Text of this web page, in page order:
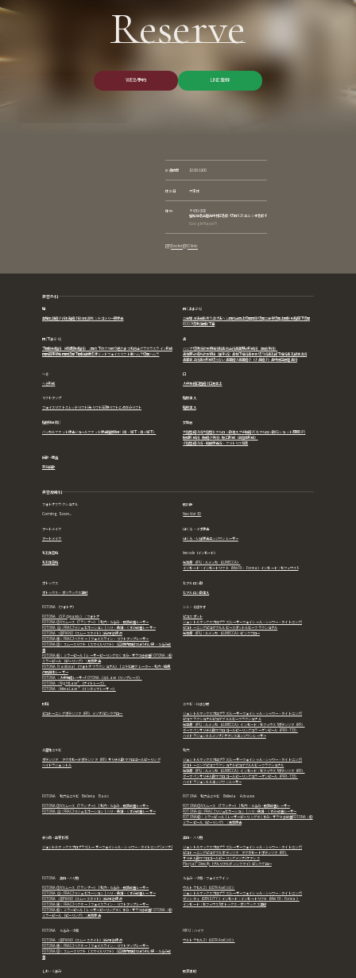
Reserve
WEB予約
LINE登録
診療時間 10:00~19:00
休診日 不定休
住所
〒450-0002
愛知県名古屋市中村区名駅4丁目8-26 エニシオ名駅4F
Google Maps
Doctor Clinic
美容外科
胸
豊胸乳頭縮小術乳輪縮小陥没乳頭モントゴメリー腺除去
目 (上まぶた)
二重埋没法重瞼吊り上げ法ハム目修正目上切開目頭切開二重全切開 上眼瞼脱脂眉下切開
ROOF切除術眼瞼下垂
目 (下まぶた)
下眼瞼脱脂術（経結膜脱脂術）：目の下のクマ取り逆さまつ毛修正グラマラスライン形成
目尻靭帯移動目尻切開下眼瞼皮膚切除ミッドフェイスリフト裏ハムラ切開ハムラ
鼻
ハンプ切除術軟骨移植術斜鼻修正術鼻翼基部形成術（貴族手術）
鼻柱基部細片軟骨移植（猫手術） 鼻柱下降術鼻骨骨切り術鼻孔縁下降術鼻孔縁挙上術
鼻翼挙上術鼻尖形成切らない鼻翼縮小鼻翼縮小（小鼻縮小） 鼻中隔延長隆鼻術
へそ
へそ形成
口
人中短縮口唇縮小口角挙上
リフトアップ
フェイスリフトスレッドリフト(糸リフト)前額リフトこめかみリフト
脂肪注入
脂肪注入
脂肪吸引(顔)
バッカルファット除去ジョールファット除去脂肪吸引（頬・顎下・頬＋顎下）
女性器
大陰唇縮小術大陰唇ヒアルロン酸注入プチ膣縮小(ヒアルロン酸)Ｇショット(感度UP)
膣壁形成術（膣縮小手術）膣口形成（会陰体形成）
小陰唇縮小術・副皮除去術・クリトリス包茎
麻酔・検査
笑気麻酔
美容皮膚科
フォトナフラクショナル
Coming Soon...
肌診断
NeoVoir 3D
アートメイク
アートメイク
ほくろ・イボ除去
ほくろ・いぼ除去エッジワンレーザー
毛孔性苔癬
毛孔性苔癬
Inmode（インモード）
光治療（IPL)：ルメッカ（LUMECCA）
インモード：インモードリフト（Mini FX・ Forma）インモード：モフィウス8
ボトックス
ボトックス・ボツラックス注射
ヒアルロン酸
ヒアルロン酸注入
FOTONA（フォトナ）
FOTONA（SP dynamis）：フォトナ
FOTONA① Vスムース（Tランナー）｜毛穴・たるみ・肌質改善レーザー
FOTONA ②：FRAC3リジュビネーション｜ハリ・色調・くすみ改善レーザー
FOTONA：③PIANO（スムースタイト）深部引き締め
FOTONA④： FRAC3ベクター｜フェイスライン・リフトアップレーザー
FOTONA⑤： スムースリフト（スマイルリフト）｜口腔内照射でほうれい線・たるみ改
善
FOTONA⑥： ミラーピール｜レーザーピーリングでくすみ・ザラつき改善FOTONA：⑥
ミラーピール（ピーリング）：角質除去
FOTONA Fractional（フォトナ フラクショナル）｜ニキビ跡クレーター・毛穴・瘢痕
の肌再生レーザー
FOTONA：人中短縮レーザーFOTONA：LipLase（リップレーズ）
FOTONA：NightLase®（ナイトレーズ）
FOTONA：IntimaLase®（インティマレーザー）
シミ・そばかす
ピコスポット
ジェントルマックスプロプラス(レーザーフェイシャル・シャワー・タイトニング)
ピコトーニングピコダブル ルビースポットルビーフラクショナル
光治療（IPL)：ルメッカ（LUMECCA） ピンクグロー
肝斑
ピコトーニングポテンツァ（RF） メソナJピンクグロー
ニキビ・にきび跡
ジェントルマックスプロプラス(レーザーフェイシャル・シャワー・タイトニング)
ピコフラクショナルピコダブル ルビーフラクショナル
光治療（IPL)：ルメッカ（LUMECCA）インモード：モフィウス8ポテンツァ（RF）
ダーマペンサリチル酸マクロゴールピーリングコラーゲンピール（PRX-T33）
ハイドラジェントル メソナJケアシスエッジワンレーザー
炎症性ニキビ
ポテンツァ アクネモードポテンツァ（RF）サリチル酸マクロゴールピーリング
ハイドラジェントル
毛穴
ジェントルマックスプロプラス(レーザーフェイシャル・シャワー・タイトニング)
ピコトーニングピコフラクショナルピコダブル ルビーフラクショナル
光治療（IPL)：ルメッカ（LUMECCA）インモード：モフィウス8ポテンツァ（RF）
ダーマペンサリチル酸マクロゴールピーリングコラーゲンピール（PRX-T33）
ハイドラジェントルエッジワンレーザー
FOTONA 毛穴＆ニキビ Bellevia Basic
FOTONA① Vスムース（Tランナー）｜毛穴・たるみ・肌質改善レーザー
FOTONA ②：FRAC3リジュビネーション｜ハリ・色調・くすみ改善レーザー
FOTONA 毛穴＆ニキビ Bellevia Advance
FOTONA① Vスムース（Tランナー）｜毛穴・たるみ・肌質改善レーザー
FOTONA ②：FRAC3リジュビネーション｜ハリ・色調・くすみ改善レーザー
FOTONA⑥： ミラーピール｜レーザーピーリングでくすみ・ザラつき改善FOTONA：⑥
ミラーピール（ピーリング）：角質除去
赤ら顔・血管拡張
ジェントルマックスプロプラス(レーザーフェイシャル・シャワー・タイトニング)メソナJ
美白・ハリ艶
ジェントルマックスプロプラス(レーザーフェイシャル・シャワー・タイトニング)
ピコトーニングピコダブルポテンツァ アクネモードポテンツァ（RF）
サリチル酸マクロゴールピーリングメソナJケアシス
Pluryal® Densify（プルリアルデンシファイ）ピンクグロー
FOTONA 美白・ハリ艶
FOTONA① Vスムース（Tランナー）｜毛穴・たるみ・肌質改善レーザー
FOTONA ②：FRAC3リジュビネーション｜ハリ・色調・くすみ改善レーザー
FOTONA：③PIANO（スムースタイト）深部引き締め
FOTONA④： FRAC3ベクター｜フェイスライン・リフトアップレーザー
FOTONA⑥： ミラーピール｜レーザーピーリングでくすみ・ザラつき改善FOTONA：⑥
ミラーピール（ピーリング）：角質除去
たるみ・小顔・フェイスライン
ウルトラセルZi（ULTRAcel [zi:]）
ジェントルマックスプロプラス(レーザーフェイシャル・シャワー・タイトニング)
デンシティ（DENSITY） インモード：インモードリフト（Mini FX・ Forma）
インモード：モフィウス8ボトックス・ボツラックス注射
FOTONA たるみ・小顔
FOTONA：③PIANO（スムースタイト）深部引き締め
FOTONA④： FRAC3ベクター｜フェイスライン・リフトアップレーザー
FOTONA⑤： スムースリフト（スマイルリフト）｜口腔内照射でほうれい線・たるみ改
善
HIFU：ハイフ
ウルトラセルZi（ULTRAcel [zi:]）
しわ・くぼみ 肌育注射